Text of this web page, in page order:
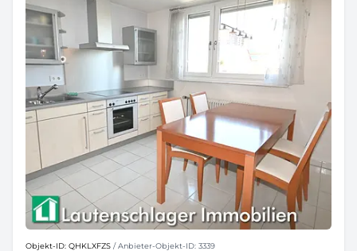
Objekt-ID: QHKLXFZS / Anbieter-Objekt-ID: 3339